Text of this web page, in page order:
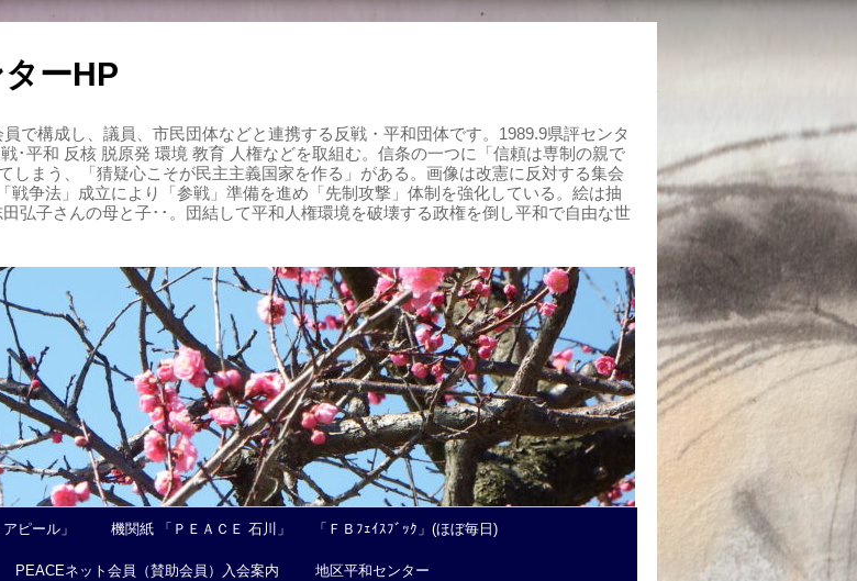
ーHP
で構成し、議員、市民団体などと連携する反戦・平和団体です。1989.9県評センタ
･平和 反核 脱原発 環境 教育 人権などを取組む。信条の一つに「信頼は専制の親で
しまう、「猜疑心こそが民主主義国家を作る」がある。画像は改憲に反対する集会
争法」成立により「参戦」準備を進め「先制攻撃」体制を強化している。絵は抽
弘子さんの母と子･･。団結して平和人権環境を破壊する政権を倒し平和で自由な世
ピール」 機関紙 「ＰＥＡＣＥ 石川」 「ＦＢﾌｪｲｽﾌﾞｯｸ」(ほぼ毎日)
PEACEネット会員（賛助会員）入会案内 地区平和センター